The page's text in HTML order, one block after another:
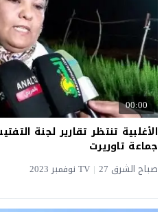
00:00
الأغلبية تنتظر تقارير لجنة
جماعة تاوريرت
صباح الشرق TV 27 نوفمبر 2023